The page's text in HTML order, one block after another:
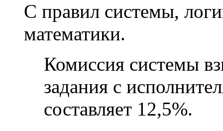
С правил системы,
математики.
Комиссия системы
задания с
составляет 12,5%.